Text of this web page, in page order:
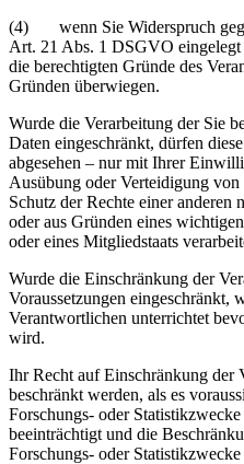
(4) wenn Sie Widerspruch
Art. 21 Abs. 1 DSGVO eingelegt
die berechtigten Gründe des
Gründen überwiegen.
Wurde die Verarbeitung der Sie
Daten eingeschränkt, dürfen
abgesehen – nur mit Ihrer
Ausübung oder Verteidigung von
Schutz der Rechte einer anderen
oder aus Gründen eines
oder eines Mitgliedstaats
Wurde die Einschränkung der
Voraussetzungen eingeschränkt,
Verantwortlichen unterrichtet
wird.
Ihr Recht auf Einschränkung der
beschränkt werden, als es
Forschungs- oder
beeinträchtigt und die
Forschungs- oder